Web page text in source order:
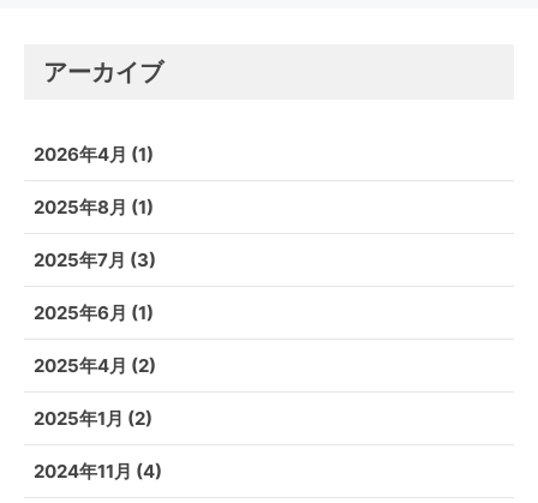
アーカイブ
2026年4月 (1)
2025年8月 (1)
2025年7月 (3)
2025年6月 (1)
2025年4月 (2)
2025年1月 (2)
2024年11月 (4)